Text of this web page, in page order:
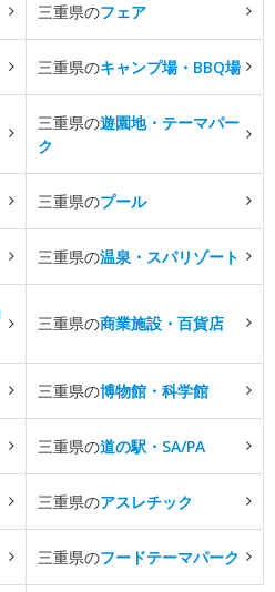
三重県のフェア
三重県のキャンプ場・BBQ場
三重県の遊園地・テーマパー
ク
三重県のプール
三重県の温泉・スパリゾート
三重県の商業施設・百貨店
三重県の博物館・科学館
三重県の道の駅・SA/PA
三重県のアスレチック
三重県のフードテーマパーク